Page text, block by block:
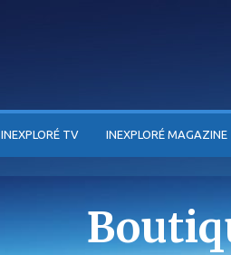
INEXPLORÉ TV INEXPLORÉ MAGAZINE